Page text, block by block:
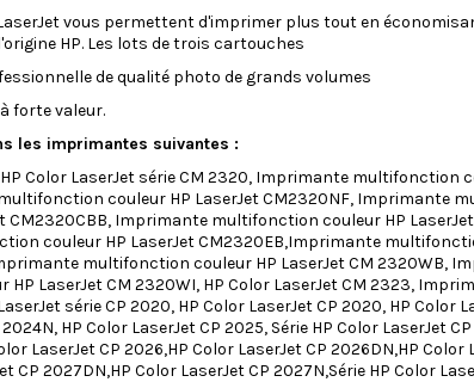
vous permettent d'imprimer plus tout en
HP. Les lots de trois cartouches
de qualité photo de grands volumes
forte valeur.
les imprimantes suivantes :
HP Color LaserJet série CM 2320, Imprimante
couleur HP LaserJet CM2320NF, Imprimante
CM2320CBB, Imprimante multifonction couleur HP
couleur HP LaserJet CM2320EB,Imprimante
multifonction couleur HP LaserJet CM 2320WB,
LaserJet CM 2320WI, HP Color LaserJet CM 2323,
série CP 2020, HP Color LaserJet CP 2020, HP Color
HP Color LaserJet CP 2025, Série HP Color LaserJet
LaserJet CP 2026,HP Color LaserJet CP 2026DN,HP
CP 2027DN,HP Color LaserJet CP 2027N,Série HP Color
Livraison Offerte